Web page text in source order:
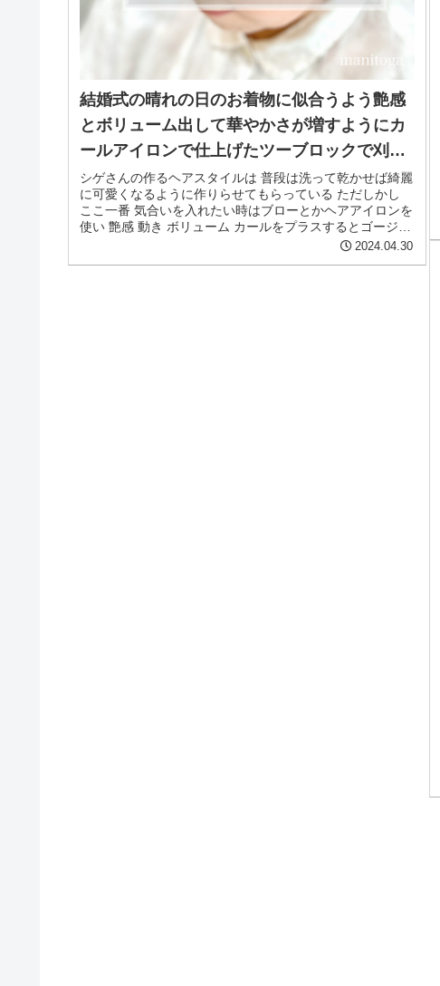
結婚式の晴れの日のお着物に似合うよう艶感
とボリューム出して華やかさが増すようにカ
ールアイロンで仕上げたツーブロックで刈り
上げたベリーショート
シゲさんの作るヘアスタイルは 普段は洗って乾かせば綺麗
に可愛くなるように作りらせてもらっている ただしかし
ここ一番 気合いを入れたい時はブローとかヘアアイロンを
使い 艶感 動き ボリューム カールをプラスするとゴージャ
2024.04.30